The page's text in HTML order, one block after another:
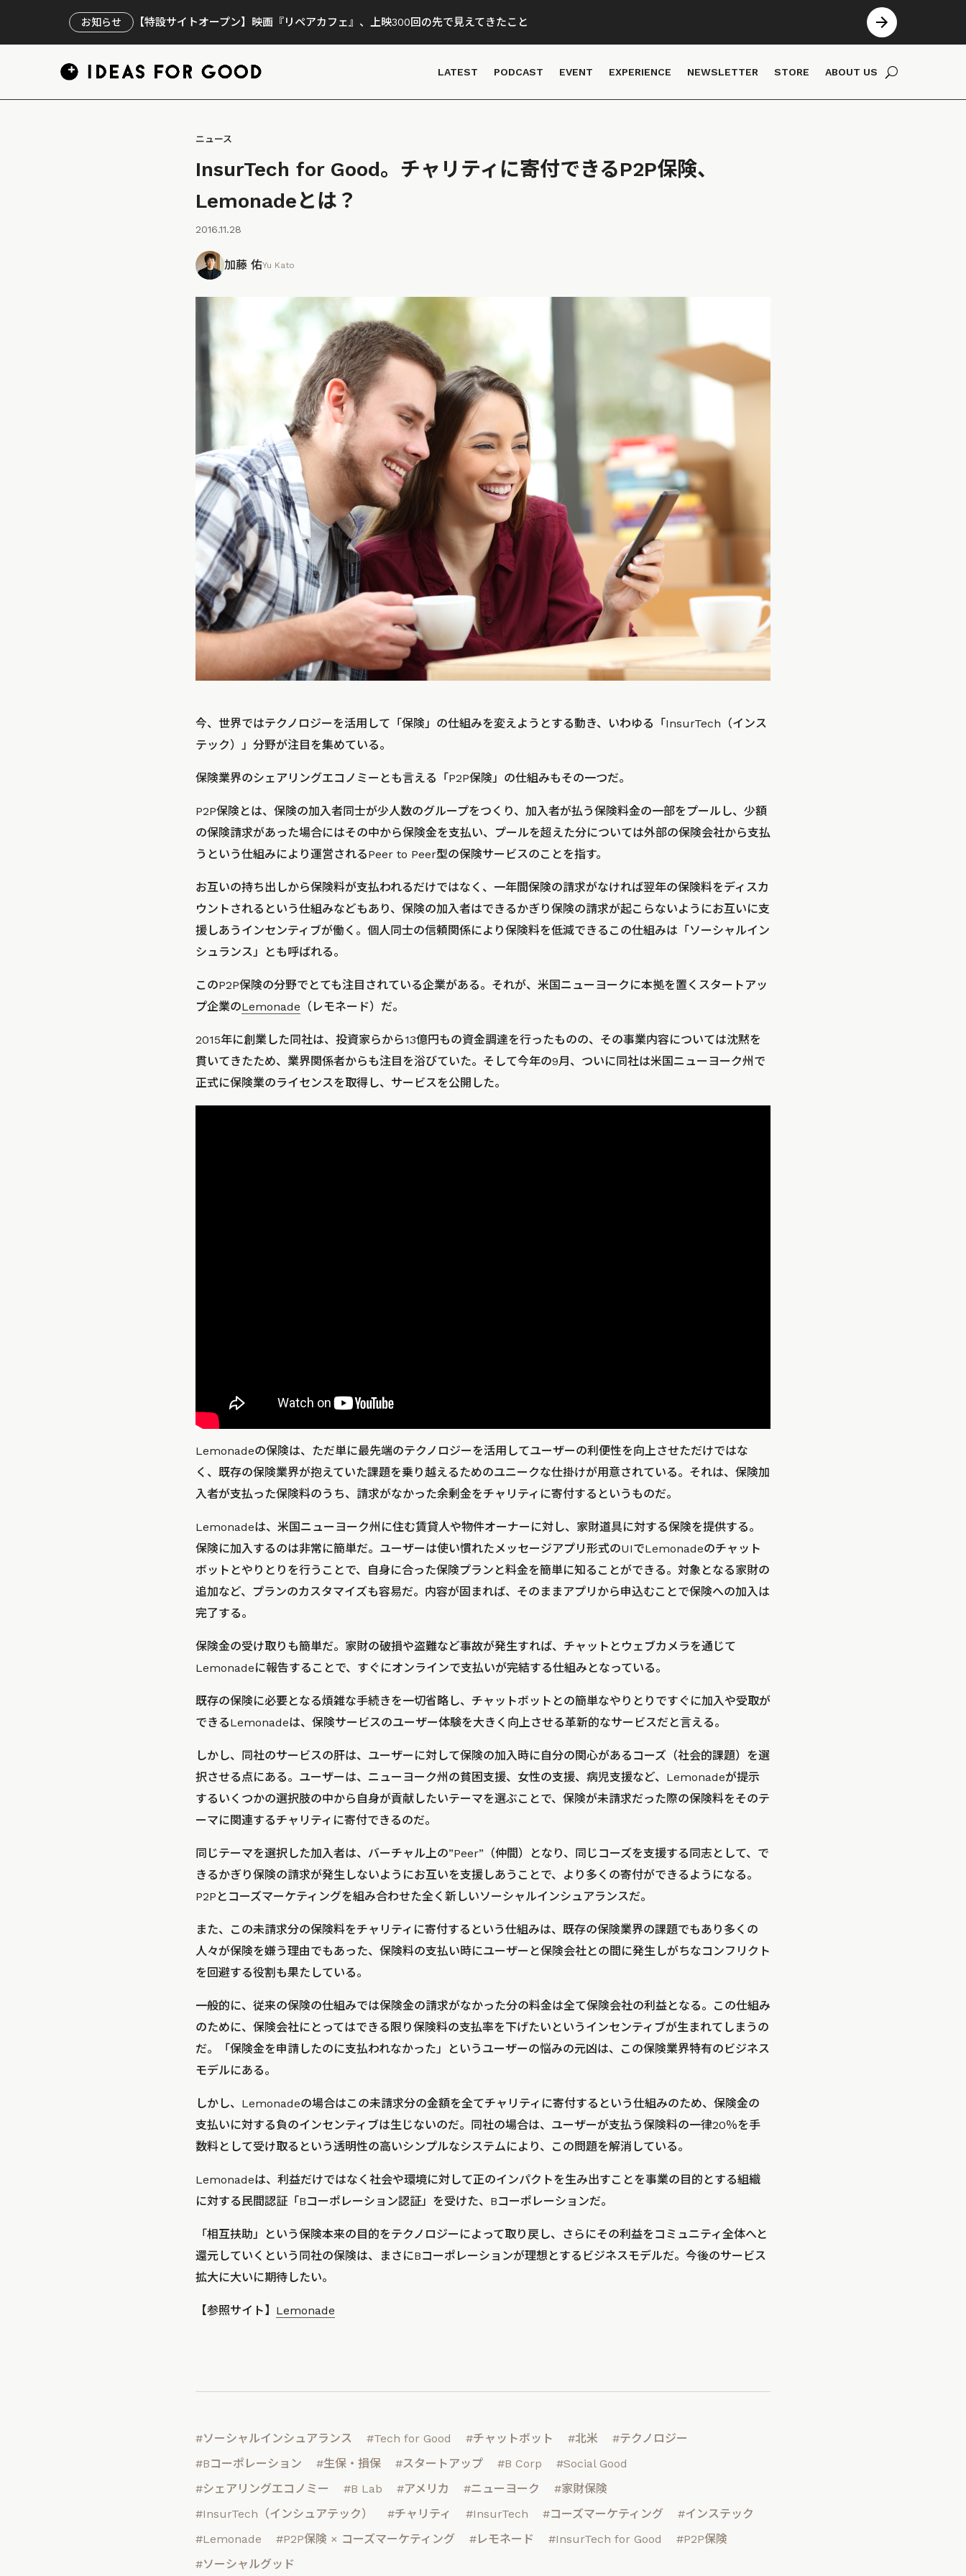
お知らせ 【特設サイトオープン】映画『リペアカフェ』、上映300回の先で見えてきたこと
LATEST PODCAST EVENT EXPERIENCE NEWSLETTER STORE ABOUT US
ニュース
InsurTech for Good。チャリティに寄付できるP2P保険、
Lemonadeとは？
2016.11.28
加藤 佑Yu Kato
今、世界ではテクノロジーを活用して「保険」の仕組みを変えようとする動き、いわゆる「InsurTech（インス
テック）」分野が注目を集めている。
保険業界のシェアリングエコノミーとも言える「P2P保険」の仕組みもその一つだ。
P2P保険とは、保険の加入者同士が少人数のグループをつくり、加入者が払う保険料金の一部をプールし、少額
の保険請求があった場合にはその中から保険金を支払い、プールを超えた分については外部の保険会社から支払
うという仕組みにより運営されるPeer to Peer型の保険サービスのことを指す。
お互いの持ち出しから保険料が支払われるだけではなく、一年間保険の請求がなければ翌年の保険料をディスカ
ウントされるという仕組みなどもあり、保険の加入者はできるかぎり保険の請求が起こらないようにお互いに支
援しあうインセンティブが働く。個人同士の信頼関係により保険料を低減できるこの仕組みは「ソーシャルイン
シュランス」とも呼ばれる。
このP2P保険の分野でとても注目されている企業がある。それが、米国ニューヨークに本拠を置くスタートアッ
プ企業のLemonade （レモネード）だ。
2015年に創業した同社は、投資家らから13億円もの資金調達を行ったものの、その事業内容については沈黙を
貫いてきたため、業界関係者からも注目を浴びていた。そして今年の9月、ついに同社は米国ニューヨーク州で
正式に保険業のライセンスを取得し、サービスを公開した。
Lemonadeの保険は、ただ単に最先端のテクノロジーを活用してユーザーの利便性を向上させただけではな
く、既存の保険業界が抱えていた課題を乗り越えるためのユニークな仕掛けが用意されている。それは、保険加
入者が支払った保険料のうち、請求がなかった余剰金をチャリティに寄付するというものだ。
Lemonadeは、米国ニューヨーク州に住む賃貸人や物件オーナーに対し、家財道具に対する保険を提供する。
保険に加入するのは非常に簡単だ。ユーザーは使い慣れたメッセージアプリ形式のUIでLemonadeのチャット
ボットとやりとりを行うことで、自身に合った保険プランと料金を簡単に知ることができる。対象となる家財の
追加など、プランのカスタマイズも容易だ。内容が固まれば、そのままアプリから申込むことで保険への加入は
完了する。
保険金の受け取りも簡単だ。家財の破損や盗難など事故が発生すれば、チャットとウェブカメラを通じて
Lemonadeに報告することで、すぐにオンラインで支払いが完結する仕組みとなっている。
既存の保険に必要となる煩雑な手続きを一切省略し、チャットボットとの簡単なやりとりですぐに加入や受取が
できるLemonadeは、保険サービスのユーザー体験を大きく向上させる革新的なサービスだと言える。
しかし、同社のサービスの肝は、ユーザーに対して保険の加入時に自分の関心があるコーズ（社会的課題）を選
択させる点にある。ユーザーは、ニューヨーク州の貧困支援、女性の支援、病児支援など、Lemonadeが提示
するいくつかの選択肢の中から自身が貢献したいテーマを選ぶことで、保険が未請求だった際の保険料をそのテ
ーマに関連するチャリティに寄付できるのだ。
同じテーマを選択した加入者は、バーチャル上の”Peer”（仲間）となり、同じコーズを支援する同志として、で
きるかぎり保険の請求が発生しないようにお互いを支援しあうことで、より多くの寄付ができるようになる。
P2Pとコーズマーケティングを組み合わせた全く新しいソーシャルインシュアランスだ。
また、この未請求分の保険料をチャリティに寄付するという仕組みは、既存の保険業界の課題でもあり多くの
人々が保険を嫌う理由でもあった、保険料の支払い時にユーザーと保険会社との間に発生しがちなコンフリクト
を回避する役割も果たしている。
一般的に、従来の保険の仕組みでは保険金の請求がなかった分の料金は全て保険会社の利益となる。この仕組み
のために、保険会社にとってはできる限り保険料の支払率を下げたいというインセンティブが生まれてしまうの
だ。「保険金を申請したのに支払われなかった」というユーザーの悩みの元凶は、この保険業界特有のビジネス
モデルにある。
しかし、Lemonadeの場合はこの未請求分の金額を全てチャリティに寄付するという仕組みのため、保険金の
支払いに対する負のインセンティブは生じないのだ。同社の場合は、ユーザーが支払う保険料の一律20％を手
数料として受け取るという透明性の高いシンプルなシステムにより、この問題を解消している。
Lemonadeは、利益だけではなく社会や環境に対して正のインパクトを生み出すことを事業の目的とする組織
に対する民間認証「Bコーポレーション認証」を受けた、Bコーポレーションだ。
「相互扶助」という保険本来の目的をテクノロジーによって取り戻し、さらにその利益をコミュニティ全体へと
還元していくという同社の保険は、まさにBコーポレーションが理想とするビジネスモデルだ。今後のサービス
拡大に大いに期待したい。
【参照サイト】 Lemonade
#ソーシャルインシュアランス #Tech for Good #チャットボット #北米
#テクノロジー
#Bコーポレーション
#生保・損保 #スタートアップ #B Corp
#Social Good
#シェアリングエコノミー
#B Lab #アメリカ #ニューヨーク
#家財保険
#InsurTech（インシュアテック）
#チャリティ #InsurTech #コーズマーケティング
#インステック
#Lemonade
#P2P保険 × コーズマーケティング #レモネード #InsurTech for Good
#P2P保険
#ソーシャルグッド